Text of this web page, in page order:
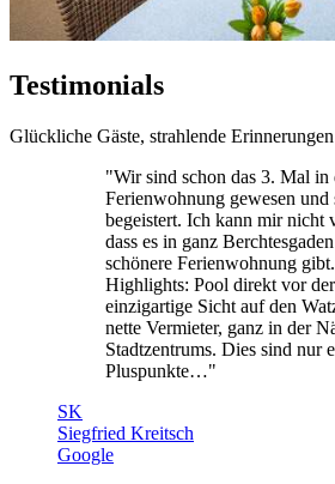
Testimonials
Glückliche Gäste, strahlende Erinnerungen
"Wir sind schon das 3. Mal in
Ferienwohnung gewesen und
begeistert. Ich kann mir nicht
dass es in ganz
schönere Ferienwohnung
Highlights: Pool direkt vor
einzigartige Sicht auf den
nette Vermieter, ganz in der
Stadtzentrums. Dies sind nur
Pluspunkte…"
SK
Siegfried Kreitsch
Google